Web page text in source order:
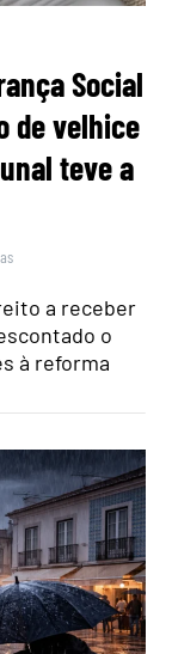
Social
de velhice
teve a
a receber
o
à reforma